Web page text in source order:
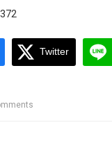
372
Twitter